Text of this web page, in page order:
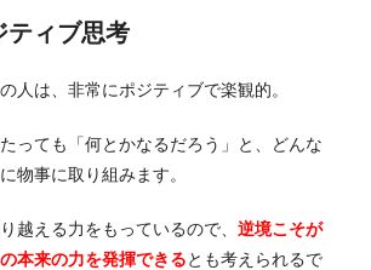
ティブ思考
人は、非常にポジティブで楽観的。
っても「何とかなるだろう」と、どんな
物事に取り組みます。
越える力をもっているので、 逆境こそが
本来の力を発揮できるとも考えられるで